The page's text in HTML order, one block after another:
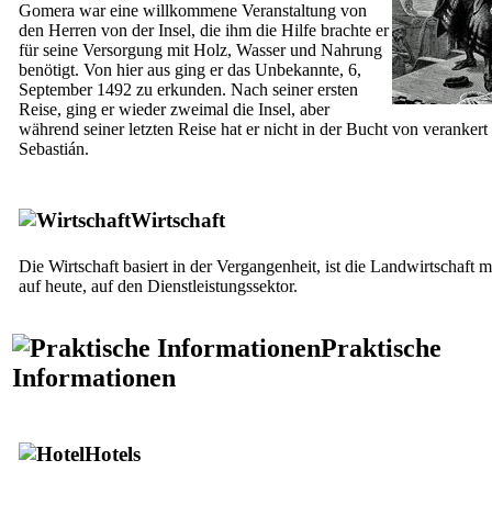
Gomera war eine willkommene Veranstaltung von
den Herren von der Insel, die ihm die Hilfe brachte er
für seine Versorgung mit Holz, Wasser und Nahrung
benötigt. Von hier aus ging er das Unbekannte, 6,
September 1492 zu erkunden. Nach seiner ersten
Reise, ging er wieder zweimal die Insel, aber
während seiner letzten Reise hat er nicht in der Bucht von verankert
Sebastián.
Wirtschaft
Die Wirtschaft basiert in der Vergangenheit, ist die Landwirtschaft
auf heute, auf den Dienstleistungssektor.
Praktische
Informationen
Hotels